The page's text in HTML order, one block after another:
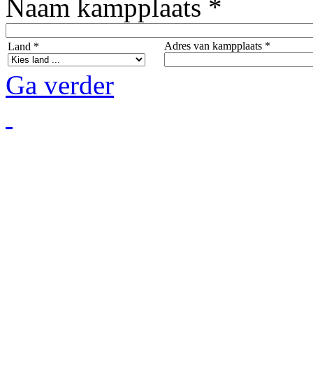
Naam kampplaats *
Land * Adres van kampplaats *
Ga verder